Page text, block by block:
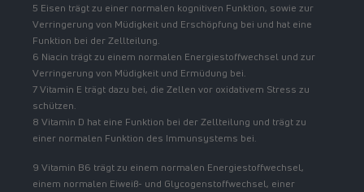
5 Eisen trägt zu einer normalen kognitiven Funktion, sowie zur
Verringerung von Müdigkeit und Erschöpfung bei und hat eine
Funktion bei der Zellteilung.
6 Niacin trägt zu einem normalen Energiestoffwechsel und zur
Verringerung von Müdigkeit und Ermüdung bei.
7 Vitamin E trägt dazu bei, die Zellen vor oxidativem Stress zu
schützen.
8 Vitamin D hat eine Funktion bei der Zellteilung und trägt zu
einer normalen Funktion des Immunsystems bei.
9 Vitamin B6 trägt zu einem normalen Energiestoffwechsel,
einem normalen Eiweiß- und Glycogenstoffwechsel, einer